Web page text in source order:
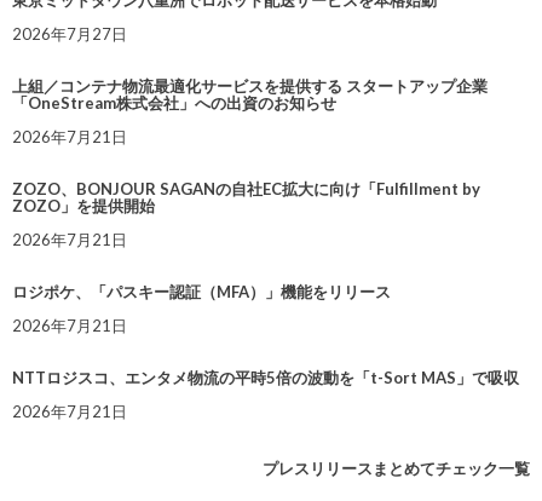
2026年7月27日
上組／コンテナ物流最適化サービスを提供する スタートアップ企業
「OneStream株式会社」への出資のお知らせ
2026年7月21日
ZOZO、BONJOUR SAGANの自社EC拡大に向け「Fulfillment by
ZOZO」を提供開始
2026年7月21日
ロジポケ、「パスキー認証（MFA）」機能をリリース
2026年7月21日
NTTロジスコ、エンタメ物流の平時5倍の波動を「t-Sort MAS」で吸収
2026年7月21日
プレスリリースまとめてチェック一覧